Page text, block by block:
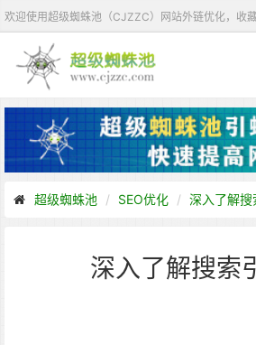
欢迎使用超级蜘蛛池（CJZZC）网站外链优化，收
超级蜘蛛池 SEO优化 深入了解搜
深入了解搜索